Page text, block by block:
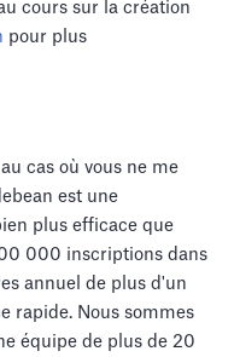
cours sur la création
pour plus
cas où vous ne me
est une
plus efficace que
000 inscriptions dans
annuel de plus d'un
rapide. Nous sommes
équipe de plus de 20